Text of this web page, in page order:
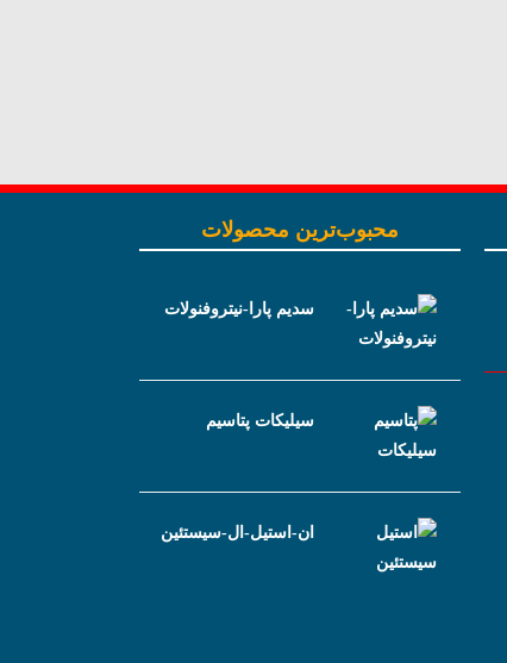
محبوب‌ترین محصولات
سدیم پارا-نیتروفنولات
سیلیکات پتاسیم
ان-استیل-ال-سیستئین